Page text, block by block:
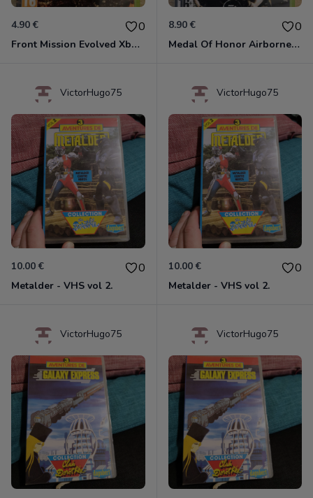
4.90 € 0
Front Mission Evolved Xbox 360
8.90 € 0
Medal Of Honor Airborne Xbox 360
VictorHugo75
10.00 € 0
Metalder - VHS vol 2.
VictorHugo75
10.00 € 0
Metalder - VHS vol 2.
VictorHugo75 VictorHugo75